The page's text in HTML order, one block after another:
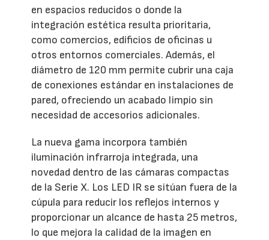
en espacios reducidos o donde la
integración estética resulta prioritaria,
como comercios, edificios de oficinas u
otros entornos comerciales. Además, el
diámetro de 120 mm permite cubrir una caja
de conexiones estándar en instalaciones de
pared, ofreciendo un acabado limpio sin
necesidad de accesorios adicionales.
La nueva gama incorpora también
iluminación infrarroja integrada, una
novedad dentro de las cámaras compactas
de la Serie X. Los LED IR se sitúan fuera de la
cúpula para reducir los reflejos internos y
proporcionar un alcance de hasta 25 metros,
lo que mejora la calidad de la imagen en